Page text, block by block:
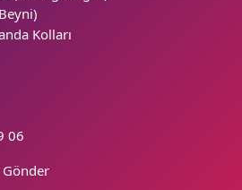
Kolları
06